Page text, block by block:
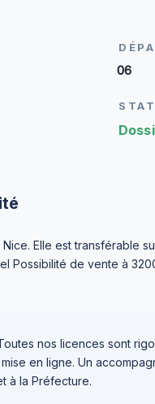
06
Elle est transférable
Possibilité de vente à
nos licences sont
en ligne. Un
à la Préfecture.